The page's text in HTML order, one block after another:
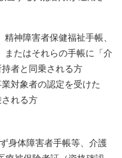
神障害者保健福祉手帳、
またはそれらの手帳に「介
者と同乗される方
対象者の認定を受けた
れる方
身体障害者手帳等、介護